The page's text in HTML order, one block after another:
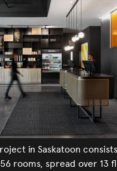
in Saskatoon
rooms, spread over 13